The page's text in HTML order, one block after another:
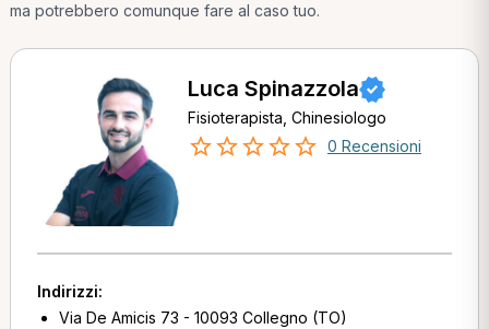
ma potrebbero comunque fare al caso tuo.
Luca Spinazzola
Fisioterapista, Chinesiologo
0 Recensioni
Indirizzi:
Via De Amicis 73 - 10093 Collegno (TO)